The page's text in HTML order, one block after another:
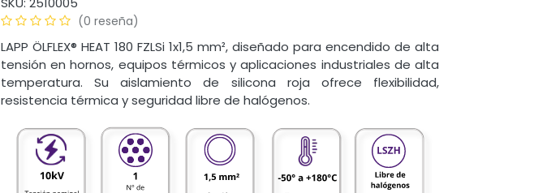
(0 reseña)
LAPP ÖLFLEX® HEAT 180 FZLSi 1x1,5 mm², diseñado para encendido de alta
tensión en hornos, equipos térmicos y aplicaciones industriales de alta
temperatura. Su aislamiento de silicona roja ofrece flexibilidad,
resistencia térmica y seguridad libre de halógenos.